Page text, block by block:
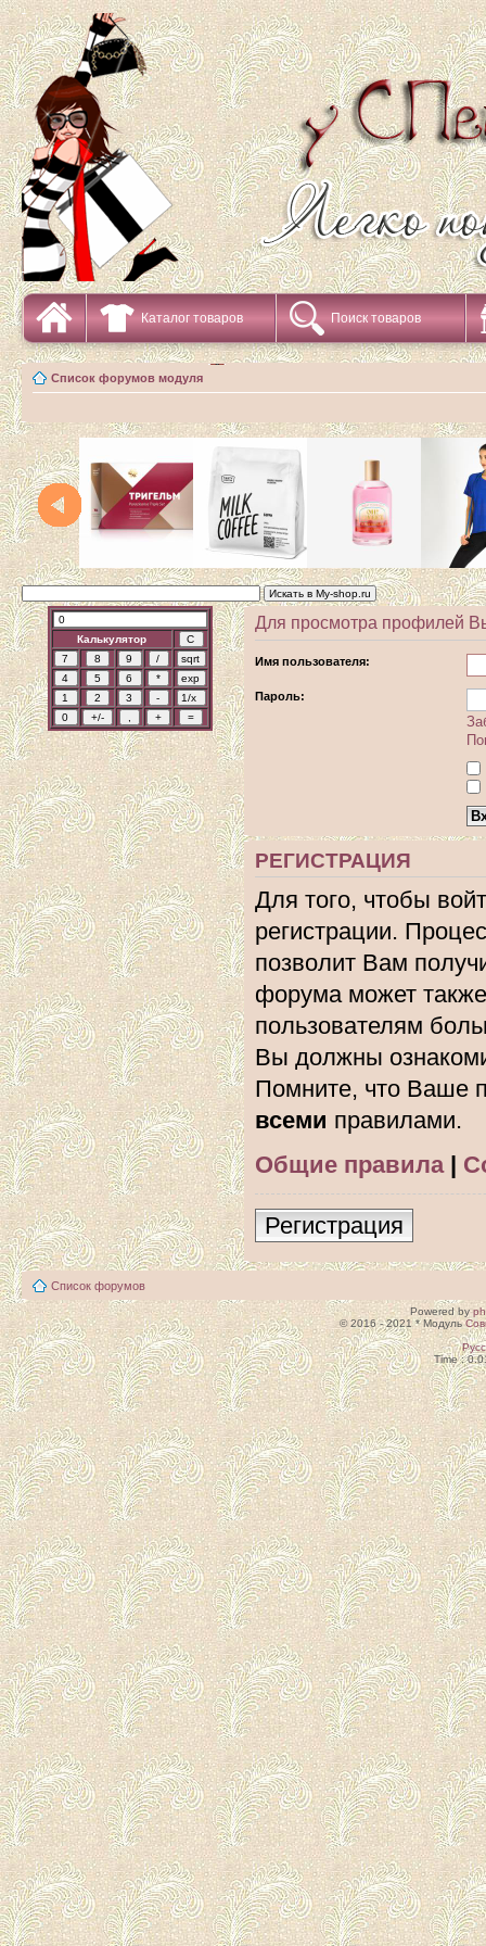
Каталог товаров Поиск товаров
Список форумов модуля
Калькулятор
Для просмотра профилей
Имя пользователя:
Пароль:
РЕГИСТРАЦИЯ
Для того, чтобы
регистрации.
позволит Вам
форума может
пользователям
Вы должны
Помните, что Ваше
всеми правилами.
Общие правила|
Регистрация
Список форумов
Powered by
© 2016 - 2021 * Модуль
Time :